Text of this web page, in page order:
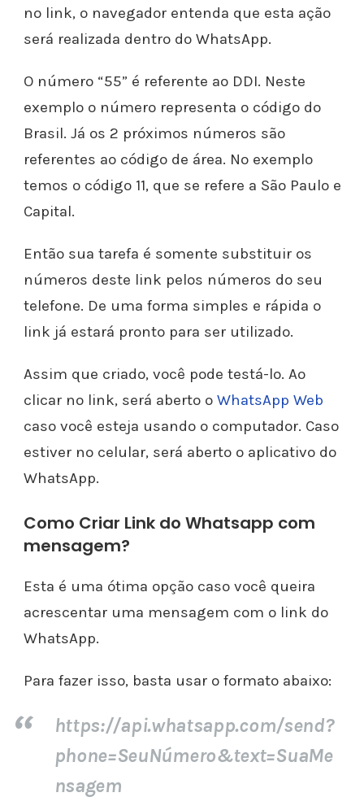
no link, o navegador entenda que esta ação
será realizada dentro do WhatsApp.
O número “55” é referente ao DDI. Neste
exemplo o número representa o código do
Brasil. Já os 2 próximos números são
referentes ao código de área. No exemplo
temos o código 11, que se refere a São Paulo e
Capital.
Então sua tarefa é somente substituir os
números deste link pelos números do seu
telefone. De uma forma simples e rápida o
link já estará pronto para ser utilizado.
Assim que criado, você pode testá-lo. Ao
clicar no link, será aberto o WhatsApp Web
caso você esteja usando o computador. Caso
estiver no celular, será aberto o aplicativo do
WhatsApp.
Como Criar Link do Whatsapp com
mensagem?
Esta é uma ótima opção caso você queira
acrescentar uma mensagem com o link do
WhatsApp.
Para fazer isso, basta usar o formato abaixo:
https://api.whatsapp.com/send?
phone=SeuNúmero&text=SuaMe
nsagem